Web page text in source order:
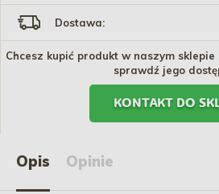
Dostawa:
Chcesz kupić produkt w naszym
sprawdź jego
KONTAKT DO
Opis Opinie